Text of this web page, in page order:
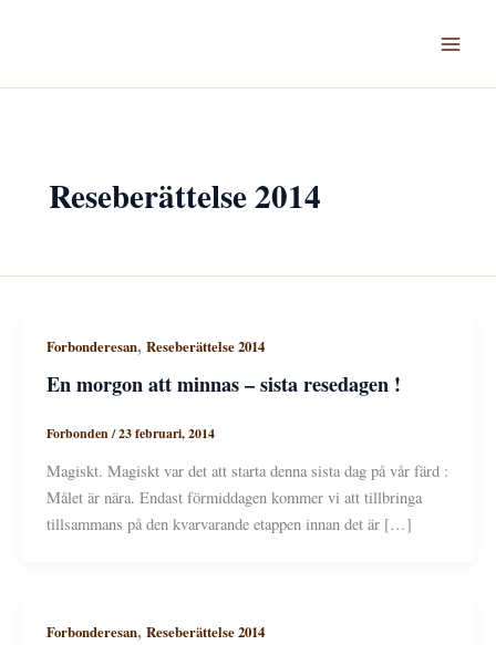
Reseberättelse 2014
Forbonderesan, Reseberättelse 2014
En morgon att minnas – sista resedagen !
Forbonden/23 februari, 2014
Magiskt. Magiskt var det att starta denna sista dag på vår färd :
Målet är nära. Endast förmiddagen kommer vi att tillbringa
tillsammans på den kvarvarande etappen innan det är […]
Forbonderesan, Reseberättelse 2014